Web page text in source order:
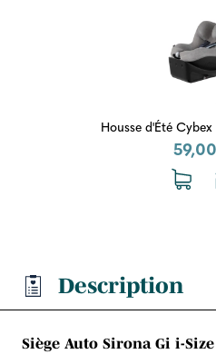
Housse d'Été
Description
Siège Auto Sirona Gi i-Size